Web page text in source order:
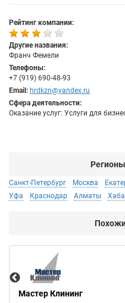
Рейтинг компании:
Другие названия:
Франч Фемели
Телефоны:
+7 (919) 690-48-93
Email: hrdkzn@yandex.ru
Сфера деятельности:
Оказание услуг: Услуги для
Санкт-Петербург Москва
Уфа
Краснодар Алматы
Мастер Клининг